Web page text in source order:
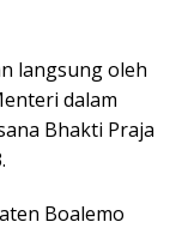
langsung oleh
dalam
Bhakti Praja
Boalemo